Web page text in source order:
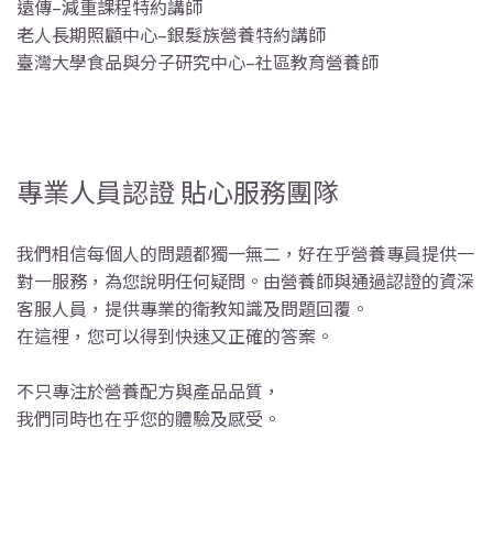
遠傳–減重課程特約講師
老人長期照顧中心–銀髮族營養特約講師
臺灣大學食品與分子研究中心–社區教育營養師
專業人員認證 貼心服務團隊
我們相信每個人的問題都獨一無二，好在乎營養專員提供一
對一服務，為您說明任何疑問。由營養師與通過認證的資深
客服人員，提供專業的衛教知識及問題回覆。
在這裡，您可以得到快速又正確的答案。
不只專注於營養配方與產品品質，
我們同時也在乎您的體驗及感受。